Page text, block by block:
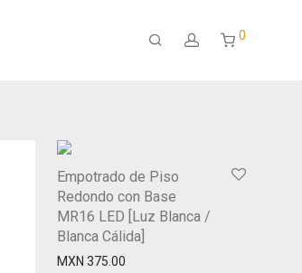
0
Empotrado de Piso
Redondo con Base
MR16 LED [Luz Blanca /
Blanca Cálida]
MXN375.00